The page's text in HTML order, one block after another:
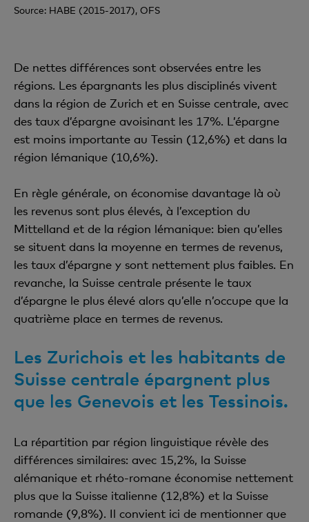
Source: HABE (2015-2017), OFS
De nettes différences sont observées entre les
régions. Les épargnants les plus disciplinés vivent
dans la région de Zurich et en Suisse centrale, avec
des taux d’épargne avoisinant les 17%. L’épargne
est moins importante au Tessin (12,6%) et dans la
région lémanique (10,6%).
En règle générale, on économise davantage là où
les revenus sont plus élevés, à l’exception du
Mittelland et de la région lémanique: bien qu’elles
se situent dans la moyenne en termes de revenus,
les taux d’épargne y sont nettement plus faibles. En
revanche, la Suisse centrale présente le taux
d’épargne le plus élevé alors qu’elle n’occupe que la
quatrième place en termes de revenus.
Les Zurichois et les habitants de
Suisse centrale épargnent plus
que les Genevois et les Tessinois.
La répartition par région linguistique révèle des
différences similaires: avec 15,2%, la Suisse
alémanique et rhéto-romane économise nettement
plus que la Suisse italienne (12,8%) et la Suisse
romande (9,8%). Il convient ici de mentionner que